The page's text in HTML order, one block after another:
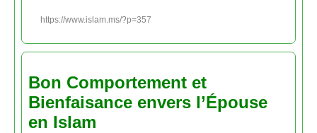
https://www.islam.ms/?p=357
Bon Comportement et
Bienfaisance envers l’Épouse
en Islam